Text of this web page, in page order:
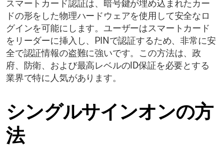
スマートカード認証は、暗号鍵が埋め込まれたカー
ドの形をした物理ハードウェアを使用して安全なロ
グインを可能にします。ユーザーはスマートカード
をリーダーに挿入し、PINで認証するため、非常に安
全で認証情報の盗難に強いです。この方法は、政
府、防衛、および最高レベルのID保証を必要とする
業界で特に人気があります。
シングルサインオンの方
法